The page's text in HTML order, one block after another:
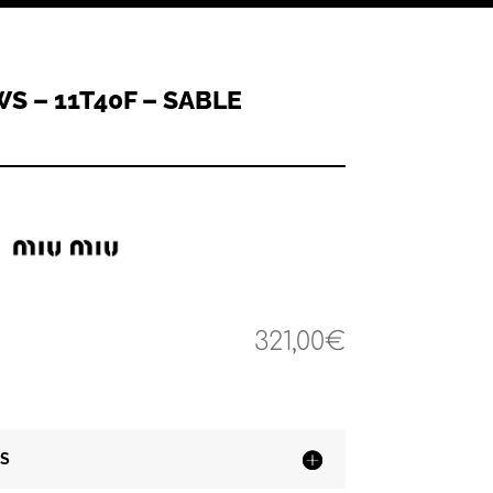
– 11T40F – SABLE
321,00€